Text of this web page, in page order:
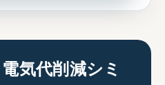
気代削減シミ